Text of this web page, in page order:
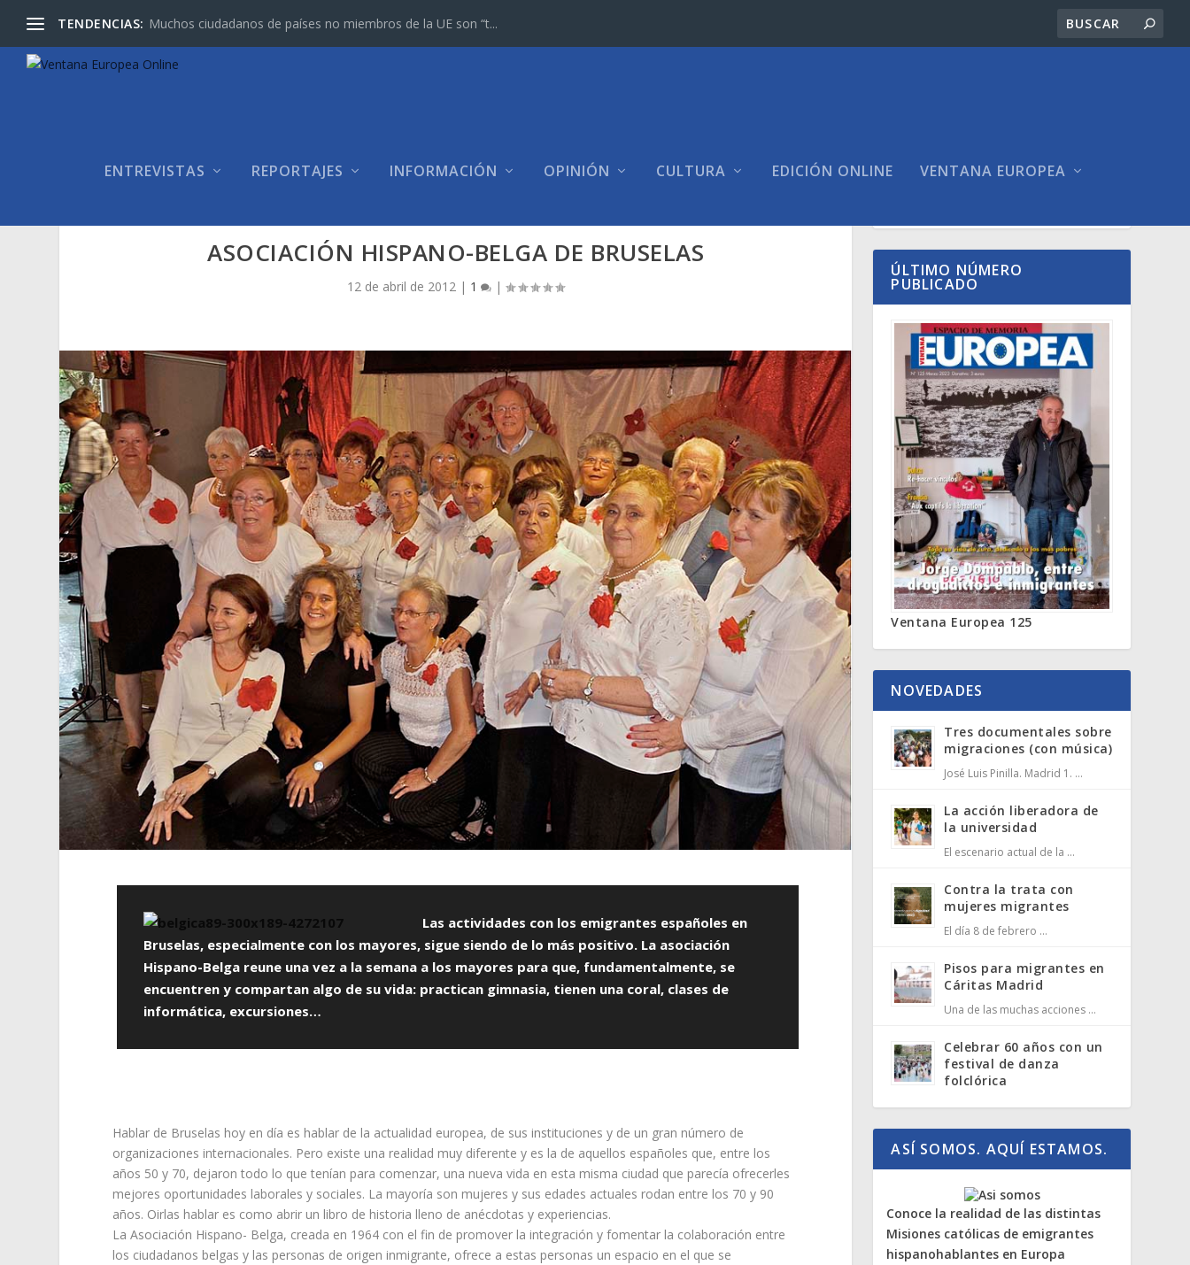
TENDENCIAS: Muchos ciudadanos de países no miembros de la UE son “t...
ENTREVISTAS REPORTAJES INFORMACIÓN OPINIÓN CULTURA EDICIÓN ONLINE VENTANA EUROPEA
ASOCIACIÓN HISPANO-BELGA DE BRUSELAS
12 de abril de 2012 | 1 |
Las actividades con los emigrantes españoles en
Bruselas, especialmente con los mayores, sigue siendo de lo más positivo. La asociación
Hispano-Belga reune una vez a la semana a los mayores para que, fundamentalmente, se
encuentren y compartan algo de su vida: practican gimnasia, tienen una coral, clases de
informática, excursiones…
Hablar de Bruselas hoy en día es hablar de la actualidad europea, de sus instituciones y de un gran número de
organizaciones internacionales. Pero existe una realidad muy diferente y es la de aquellos españoles que, entre los
años 50 y 70, dejaron todo lo que tenían para comenzar, una nueva vida en esta misma ciudad que parecía ofrecerles
mejores oportunidades laborales y sociales. La mayoría son mujeres y sus edades actuales rodan entre los 70 y 90
años. Oirlas hablar es como abrir un libro de historia lleno de anécdotas y experiencias.
La Asociación Hispano- Belga, creada en 1964 con el fin de promover la integración y fomentar la colaboración entre
los ciudadanos belgas y las personas de origen inmigrante, ofrece a estas personas un espacio en el que se
ÚLTIMO NÚMERO
PUBLICADO
Ventana Europea 125
NOVEDADES
Tres documentales sobre
migraciones (con música)
José Luis Pinilla. Madrid 1. …
La acción liberadora de
la universidad
El escenario actual de la …
Contra la trata con
mujeres migrantes
El día 8 de febrero …
Pisos para migrantes en
Cáritas Madrid
Una de las muchas acciones …
Celebrar 60 años con un
festival de danza
folclórica
ASÍ SOMOS. AQUÍ ESTAMOS.
Conoce la realidad de las distintas
Misiones católicas de emigrantes
hispanohablantes en Europa